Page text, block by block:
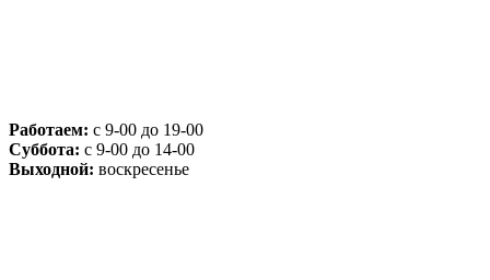
Работаем: с 9-00 до 19-00
Суббота: с 9-00 до 14-00
Выходной: воскресенье